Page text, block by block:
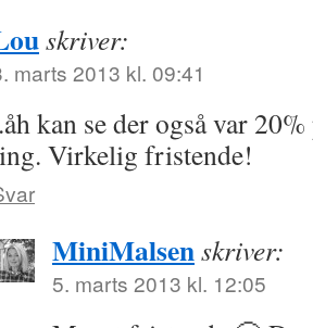
skriver:
marts 2013 kl. 09:41
kan se der også var
Virkelig fristende!
MiniMalsenskriver:
5. marts 2013 kl. 12:05